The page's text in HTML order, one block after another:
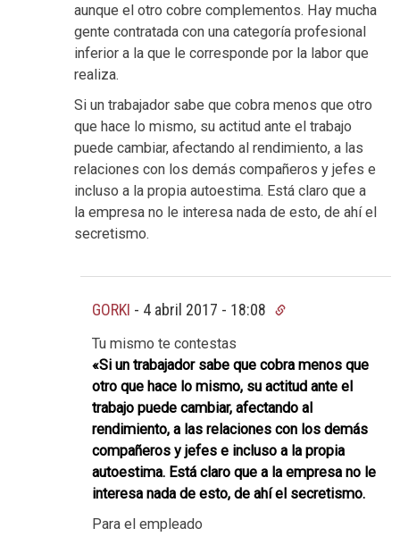
aunque el otro cobre complementos. Hay mucha
gente contratada con una categoría profesional
inferior a la que le corresponde por la labor que
realiza.
Si un trabajador sabe que cobra menos que otro
que hace lo mismo, su actitud ante el trabajo
puede cambiar, afectando al rendimiento, a las
relaciones con los demás compañeros y jefes e
incluso a la propia autoestima. Está claro que a
la empresa no le interesa nada de esto, de ahí el
secretismo.
GORKI - 4 abril 2017 - 18:08
Tu mismo te contestas
«Si un trabajador sabe que cobra menos que
otro que hace lo mismo, su actitud ante el
trabajo puede cambiar, afectando al
rendimiento, a las relaciones con los demás
compañeros y jefes e incluso a la propia
autoestima. Está claro que a la empresa no le
interesa nada de esto, de ahí el secretismo.
Para el empleado